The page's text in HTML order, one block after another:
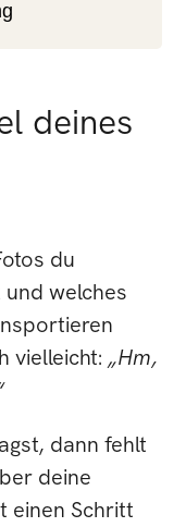
deines
du
welches
vielleicht:„Hm,
dann fehlt
deine
einen Schritt